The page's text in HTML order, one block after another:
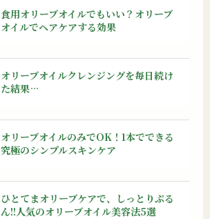
食用オリーブオイルでもいい？オリーブ
オイルでヘアケアする効果
オリーブオイルクレンジングを毎日続け
た結果…
オリーブオイルのみでOK！1本でできる
究極のシンプルスキンケア
ひとてまオリーブケアで、しっとりぷる
ん!!人気のオリーブオイル美容法5選